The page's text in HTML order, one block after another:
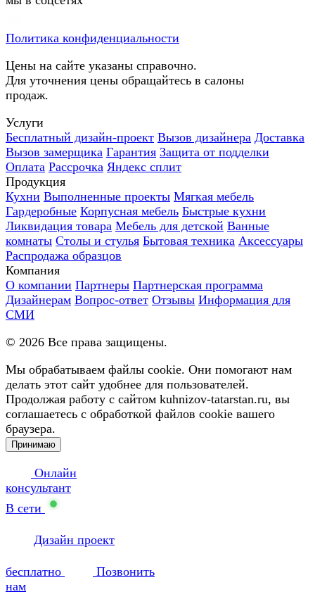
Политика конфиденциальности
Цены на сайте указаны справочно.
Для уточнения цены обращайтесь в салоны
продаж.
Услуги
Бесплатный дизайн-проект Вызов дизайнера Доставка
Вызов замерщика Гарантия Защита от подделки
Оплата Рассрочка Яндекс сплит
Продукция
Кухни Выполненные проекты Мягкая мебель
Гардеробные Корпусная мебель Быстрые кухни
Ликвидация товара Мебель для детской Ванные
комнаты Столы и стулья Бытовая техника Аксессуары
Распродажа образцов
Компания
О компании Партнеры Партнерская программа
Дизайнерам Вопрос-ответ Отзывы Информация для
СМИ
© 2026 Все права защищены.
Мы обрабатываем файлы cookie. Они помогают нам
делать этот сайт удобнее для пользователей.
Продолжая работу с сайтом kuhnizov-tatarstan.ru, вы
соглашаетесь с обработкой файлов cookie вашего
браузера.
Принимаю
Онлайн
консультант
В сети
Дизайн проект
бесплатно
Позвонить
нам